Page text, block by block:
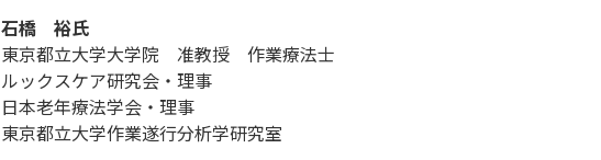
石橋 裕氏
東京都立大学大学院 准教授 作業療法士
ルックスケア研究会・理事
日本老年療法学会・理事
東京都立大学作業遂行分析学研究室